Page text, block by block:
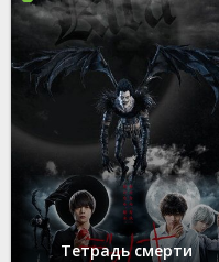
Тетрадь смерти